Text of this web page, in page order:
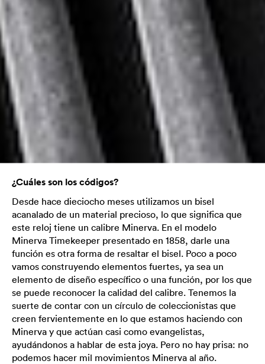
¿Cuáles son los códigos?
Desde hace dieciocho meses utilizamos un bisel
acanalado de un material precioso, lo que significa que
este reloj tiene un calibre Minerva. En el modelo
Minerva Timekeeper presentado en 1858, darle una
función es otra forma de resaltar el bisel. Poco a poco
vamos construyendo elementos fuertes, ya sea un
elemento de diseño específico o una función, por los que
se puede reconocer la calidad del calibre. Tenemos la
suerte de contar con un círculo de coleccionistas que
creen fervientemente en lo que estamos haciendo con
Minerva y que actúan casi como evangelistas,
ayudándonos a hablar de esta joya. Pero no hay prisa: no
podemos hacer mil movimientos Minerva al año.